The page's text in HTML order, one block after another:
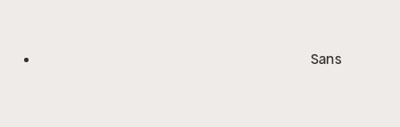
Sans